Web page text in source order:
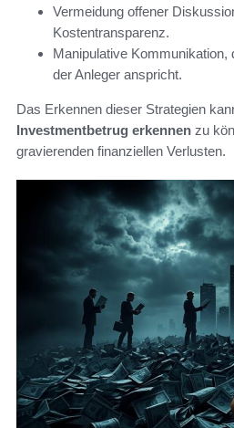
Vermeidung offener
Kostentransparenz.
Manipulative Kommunikation,
der Anleger anspricht.
Das Erkennen dieser Strategien
Investmentbetrug erkennen zu
gravierenden finanziellen Verlusten.